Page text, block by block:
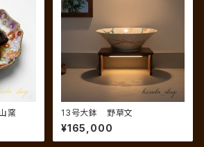
窯 13号大鉢 野草文
¥165,000